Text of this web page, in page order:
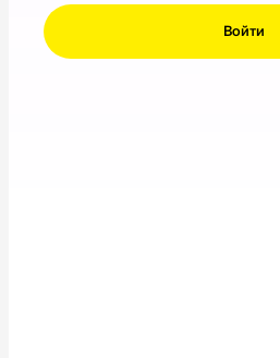
Войти